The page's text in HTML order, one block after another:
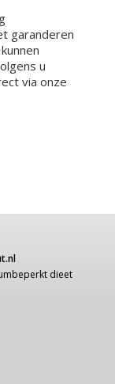
garanderen
u
via onze
dieet